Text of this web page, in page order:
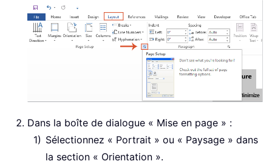
Dans la boîte de dialogue « Mise en page » :
Sélectionnez « Portrait » ou « Paysage » dans
la section « Orientation ».